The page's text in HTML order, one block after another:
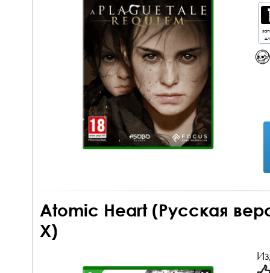
Atomic Heart (Русская
X)